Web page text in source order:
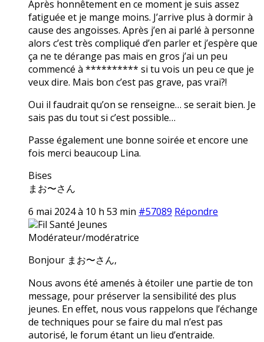
Après honnêtement en ce moment je suis assez
fatiguée et je mange moins. J’arrive plus à dormir à
cause des angoisses. Après j’en ai parlé à personne
alors c’est très compliqué d’en parler et j’espère que
ça ne te dérange pas mais en gros j’ai un peu
commencé à ********** si tu vois un peu ce que je
veux dire. Mais bon c’est pas grave, pas vrai?!
Oui il faudrait qu’on se renseigne… se serait bien. Je
sais pas du tout si c’est possible…
Passe également une bonne soirée et encore une
fois merci beaucoup Lina.
Bises
まお〜さん
6 mai 2024 à 10 h 53 min #57089 Répondre
Fil Santé Jeunes
Modérateur/modératrice
Bonjour まお〜さん,
Nous avons été amenés à étoiler une partie de ton
message, pour préserver la sensibilité des plus
jeunes. En effet, nous vous rappelons que l’échange
de techniques pour se faire du mal n’est pas
autorisé, le forum étant un lieu d’entraide.